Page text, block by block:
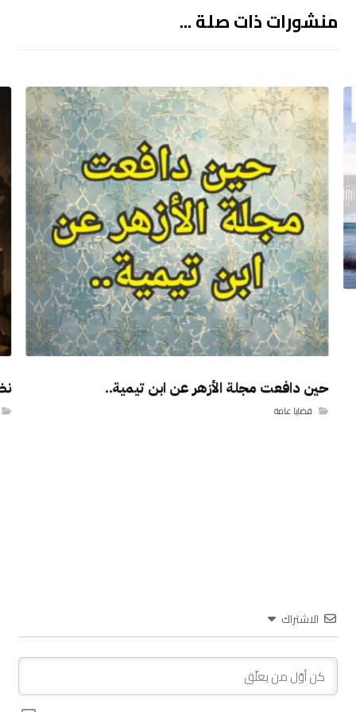
منشورات ذات صلة ...
حين دافعت مجلة الأزهر عن ابن تيمية..
قضايا عامة
الاشتراك